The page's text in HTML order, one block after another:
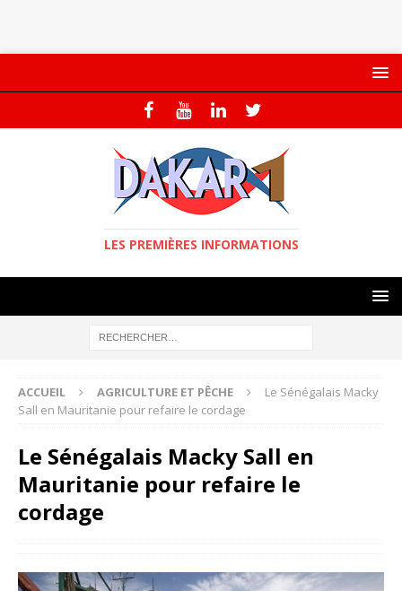
LES PREMIÈRES INFORMATIONS
ACCUEIL AGRICULTURE ET PÊCHE
Le Sénégalais Macky
Sall en Mauritanie pour refaire le cordage
Le Sénégalais Macky Sall en
Mauritanie pour refaire le
cordage